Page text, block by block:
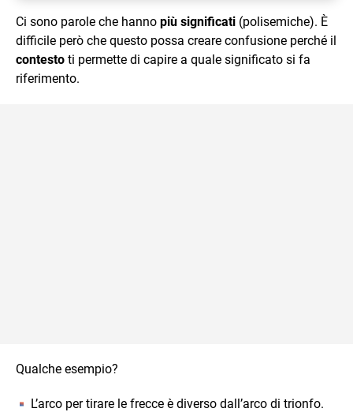
Ci sono parole che hanno più significati (polisemiche). È
difficile però che questo possa creare confusione perché il
contesto ti permette di capire a quale significato si fa
riferimento.
Qualche esempio?
L’arco per tirare le frecce è diverso dall’arco di trionfo.